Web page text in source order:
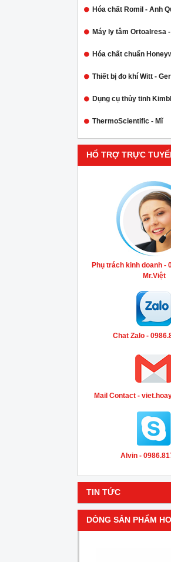
Hóa chất Romil - Anh
Máy ly tâm Ortoalresa -
Hóa chất chuẩn
Thiết bị đo khí Witt -
Dụng cụ thủy tinh
ThermoScientific - Mĩ
HỔ TRỢ TRỰC
Phụ trách kinh doanh -
Mr.Việt
Chat Zalo -
Mail Contact -
Alvin -
TIN TỨC
DÒNG SẢN PHẨM